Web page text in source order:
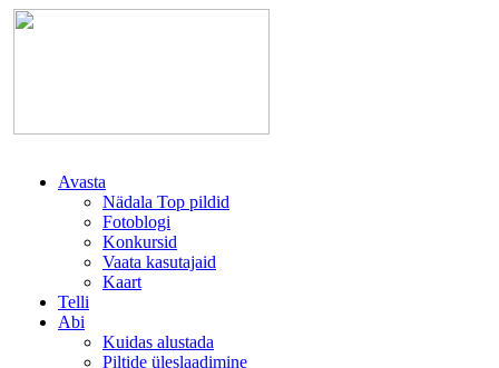
Avasta
Nädala Top pildid
Fotoblogi
Konkursid
Vaata kasutajaid
Kaart
Telli
Abi
Kuidas alustada
Piltide üleslaadimine